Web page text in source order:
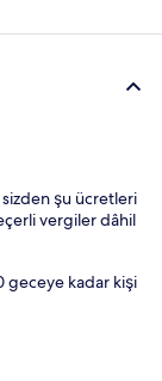
sizden şu ücretleri
vergiler dâhil
geceye kadar kişi